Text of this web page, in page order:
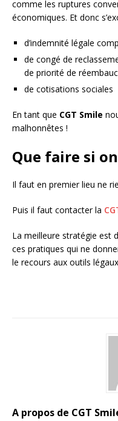
comme les ruptures
économiques. Et donc
d’indemnité légale
de congé de
de priorité de
de cotisations sociales
En tant que CGT Smile
malhonnêtes !
Que faire si
Il faut en premier lieu ne
Puis il faut contacter la
La meilleure stratégie est
ces pratiques qui ne
le recours aux outils
A propos de CGT